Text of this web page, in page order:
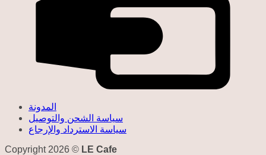
المدونة
سياسة الشحن والتوصيل
سياسة الاسترداد والإرجاع
Copyright 2026 © LE Cafe